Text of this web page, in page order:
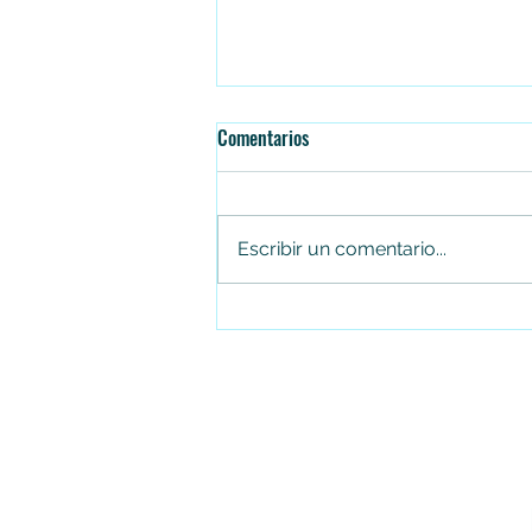
Falleció el senador Miguel Uribe
Comentarios
Escribir un comentario...